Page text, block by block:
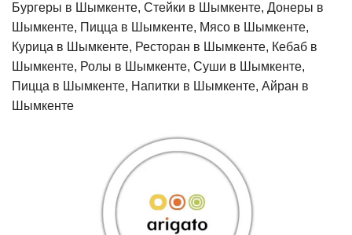
Бургеры в Шымкенте, Стейки в Шымкенте, Донеры в
Шымкенте, Пицца в Шымкенте, Мясо в Шымкенте,
Курица в Шымкенте, Ресторан в Шымкенте, Кебаб в
Шымкенте, Ролы в Шымкенте, Суши в Шымкенте,
Пицца в Шымкенте, Напитки в Шымкенте, Айран в
Шымкенте